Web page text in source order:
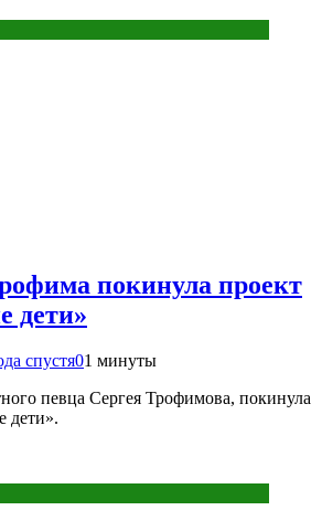
покинула проект
дети»
спустя01 минуты
певца Сергея Трофимова, покинула
дети».